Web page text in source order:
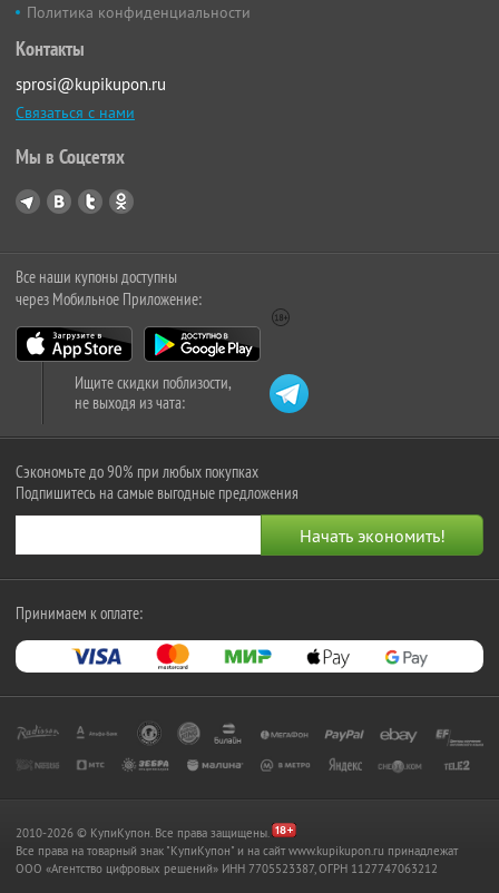
Политика конфиденциальности
Контакты
sprosi@kupikupon.ru
Связаться с нами
Мы в Соцсетях
Все наши купоны доступны
через Мобильное Приложение:
Ищите скидки поблизости,
не выходя из чата:
Сэкономьте до 90% при любых покупках
Подпишитесь на самые выгодные предложения
Принимаем к оплате:
2010-2026 © КупиКупон. Все права защищены.
Все права на товарный знак "КупиКупон" и на сайт www.kupikupon.ru принадлежат
OOO «Агентство цифровых решений» ИНН 7705523387, ОГРН 1127747063212